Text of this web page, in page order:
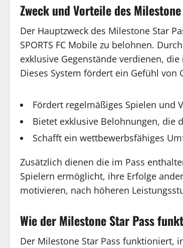
Zweck und Vorteile des
Der Hauptzweck des Milestone Star
SPORTS FC Mobile zu belohnen.
exklusive Gegenstände verdienen,
Dieses System fördert ein Gefühl
Fördert regelmäßiges Spielen und
Bietet exklusive Belohnungen, die
Schafft ein wettbewerbsfähiges
Zusätzlich dienen die im Pass
Spielern ermöglicht, ihre Erfolge
motivieren, nach höheren
Wie der Milestone Star Pass
Der Milestone Star Pass funktioniert,